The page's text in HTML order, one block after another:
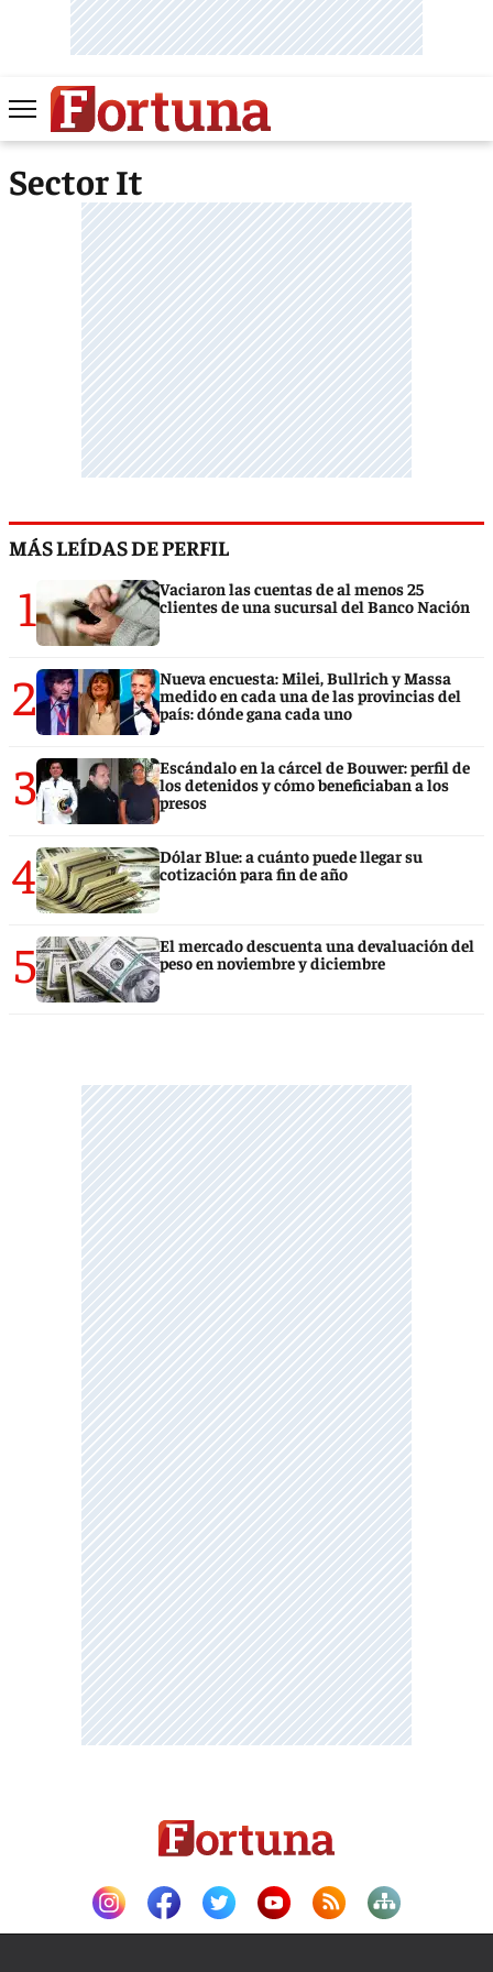
Sector It
MÁS LEÍDAS DE PERFIL
1
Vaciaron las cuentas de al menos 25
clientes de una sucursal del Banco Nación
2
Nueva encuesta: Milei, Bullrich y Massa
medido en cada una de las provincias del
país: dónde gana cada uno
3
Escándalo en la cárcel de Bouwer: perfil de
los detenidos y cómo beneficiaban a los
presos
4
Dólar Blue: a cuánto puede llegar su
cotización para fin de año
5
El mercado descuenta una devaluación del
peso en noviembre y diciembre